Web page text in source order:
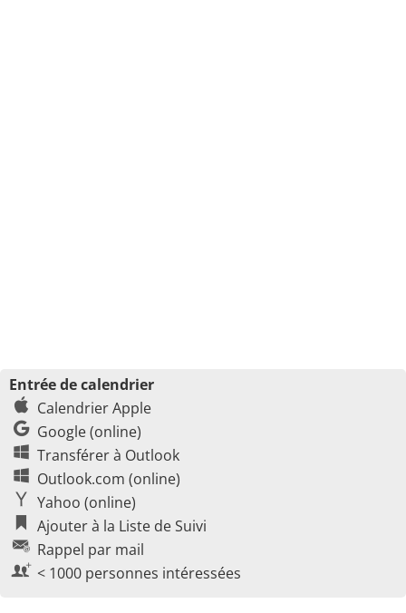
Entrée de calendrier
Calendrier Apple
Google (online)
Transférer à Outlook
Outlook.com (online)
Yahoo (online)
Ajouter à la Liste de Suivi
Rappel par mail
< 1000 personnes intéressées